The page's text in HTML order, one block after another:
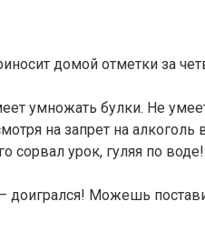
домой отметки за
умножать булки. Не
на запрет на
сорвал урок, гуляя по
доигрался! Можешь